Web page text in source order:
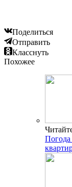
Поделиться
Отправить
Класснуть
Похожее
Погода